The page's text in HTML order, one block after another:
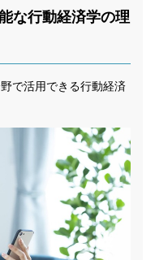
な行動経済学の理
で活用できる行動経済